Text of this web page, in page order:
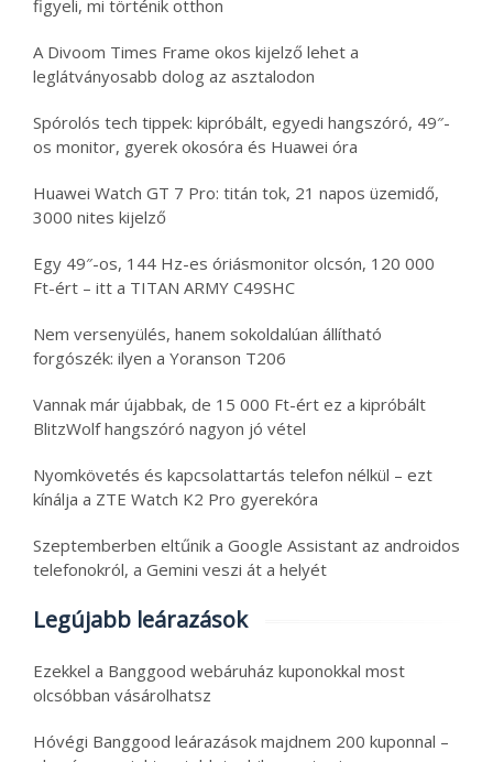
figyeli, mi történik otthon
A Divoom Times Frame okos kijelző lehet a
leglátványosabb dolog az asztalodon
Spórolós tech tippek: kipróbált, egyedi hangszóró, 49″-
os monitor, gyerek okosóra és Huawei óra
Huawei Watch GT 7 Pro: titán tok, 21 napos üzemidő,
3000 nites kijelző
Egy 49″-os, 144 Hz-es óriásmonitor olcsón, 120 000
Ft-ért – itt a TITAN ARMY C49SHC
Nem versenyülés, hanem sokoldalúan állítható
forgószék: ilyen a Yoranson T206
Vannak már újabbak, de 15 000 Ft-ért ez a kipróbált
BlitzWolf hangszóró nagyon jó vétel
Nyomkövetés és kapcsolattartás telefon nélkül – ezt
kínálja a ZTE Watch K2 Pro gyerekóra
Szeptemberben eltűnik a Google Assistant az androidos
telefonokról, a Gemini veszi át a helyét
Legújabb leárazások
Ezekkel a Banggood webáruház kuponokkal most
olcsóbban vásárolhatsz
Hóvégi Banggood leárazások majdnem 200 kuponnal –